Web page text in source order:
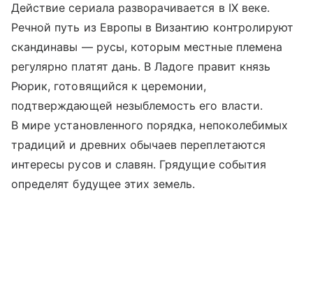
Действие сериала разворачивается в IX веке.
Речной путь из Европы в Византию контролируют
скандинавы — русы, которым местные племена
регулярно платят дань. В Ладоге правит князь
Рюрик, готовящийся к церемонии,
подтверждающей незыблемость его власти.
В мире установленного порядка, непоколебимых
традиций и древних обычаев переплетаются
интересы русов и славян. Грядущие события
определят будущее этих земель.